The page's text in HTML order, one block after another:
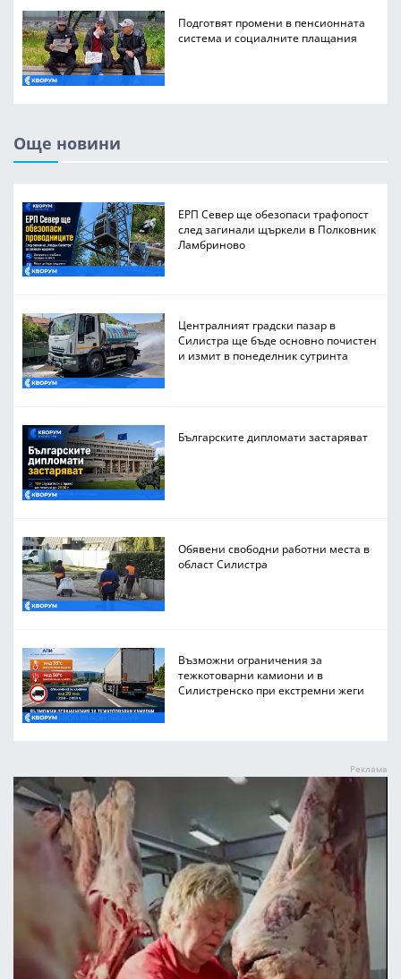
Подготвят промени в пенсионната
система и социалните плащания
Още новини
ЕРП Север ще обезопаси трафопост
след загинали щъркели в Полковник
Ламбриново
Централният градски пазар в
Силистра ще бъде основно почистен
и измит в понеделник сутринта
Българските дипломати застаряват
Обявени свободни работни места в
област Силистра
Възможни ограничения за
тежкотоварни камиони и в
Силистренско при екстремни жеги